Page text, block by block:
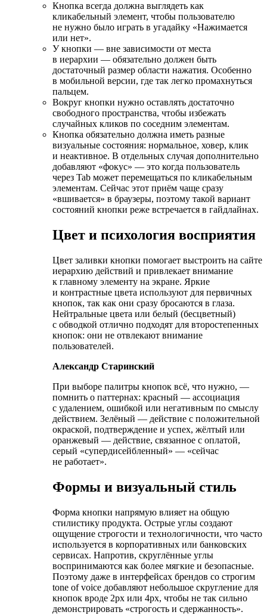
Кнопка всегда должна выглядеть как
кликабельный элемент, чтобы пользователю
не нужно было играть в угадайку «Нажимается
или нет».
У кнопки — вне зависимости от места
в иерархии — обязательно должен быть
достаточный размер области нажатия. Особенно
в мобильной версии, где так легко промахнуться
пальцем.
Вокруг кнопки нужно оставлять достаточно
свободного пространства, чтобы избежать
случайных кликов по соседним элементам.
Кнопка обязательно должна иметь разные
визуальные состояния: нормальное, ховер, клик
и неактивное. В отдельных случая дополнительно
добавляют «фокус» — это когда пользователь
через Tab может перемещаться по кликабельным
элементам. Сейчас этот приём чаще сразу
«вшивается» в браузеры, поэтому такой вариант
состояний кнопки реже встречается в гайдлайнах.
Цвет и психология восприятия
Цвет заливки кнопки помогает выстроить на сайте
иерархию действий и привлекает внимание
к главному элементу на экране. Яркие
и контрастные цвета используют для первичных
кнопок, так как они сразу бросаются в глаза.
Нейтральные цвета или белый (бесцветный)
с обводкой отлично подходят для второстепенных
кнопок: они не отвлекают внимание
пользователей.
Александр Старинский
При выборе палитры кнопок всё, что нужно, —
помнить о паттернах: красный — ассоциация
с удалением, ошибкой или негативным по смыслу
действием. Зелёный — действие с положительной
окраской, подтверждение и успех, жёлтый или
оранжевый — действие, связанное с оплатой,
серый «супердисейбленный» — «сейчас
не работает».
Формы и визуальный стиль
Форма кнопки напрямую влияет на общую
стилистику продукта. Острые углы создают
ощущение строгости и технологичности, что часто
используется в корпоративных или банковских
сервисах. Напротив, скруглённые углы
воспринимаются как более мягкие и безопасные.
Поэтому даже в интерфейсах брендов со строгим
tone of voice добавляют небольшое скругление для
кнопок вроде 2рх или 4рх, чтобы не так сильно
демонстрировать «строгость и сдержанность».